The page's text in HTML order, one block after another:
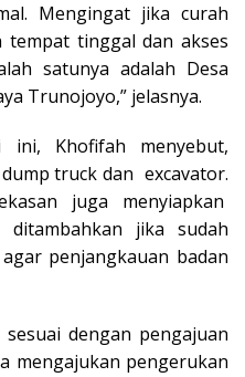
Mengingat jika curah
tempat tinggal dan akses
satunya adalah Desa
Trunojoyo,” jelasnya.
ini, Khofifah menyebut,
truck dan excavator.
juga menyiapkan
ditambahkan jika sudah
penjangkauan badan
dengan pengajuan
mengajukan pengerukan